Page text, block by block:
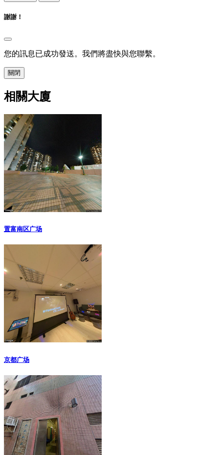
謝謝！
您的訊息已成功發送。我們將盡快與您聯繫。
關閉
相關大廈
置富南区广场
京都广场